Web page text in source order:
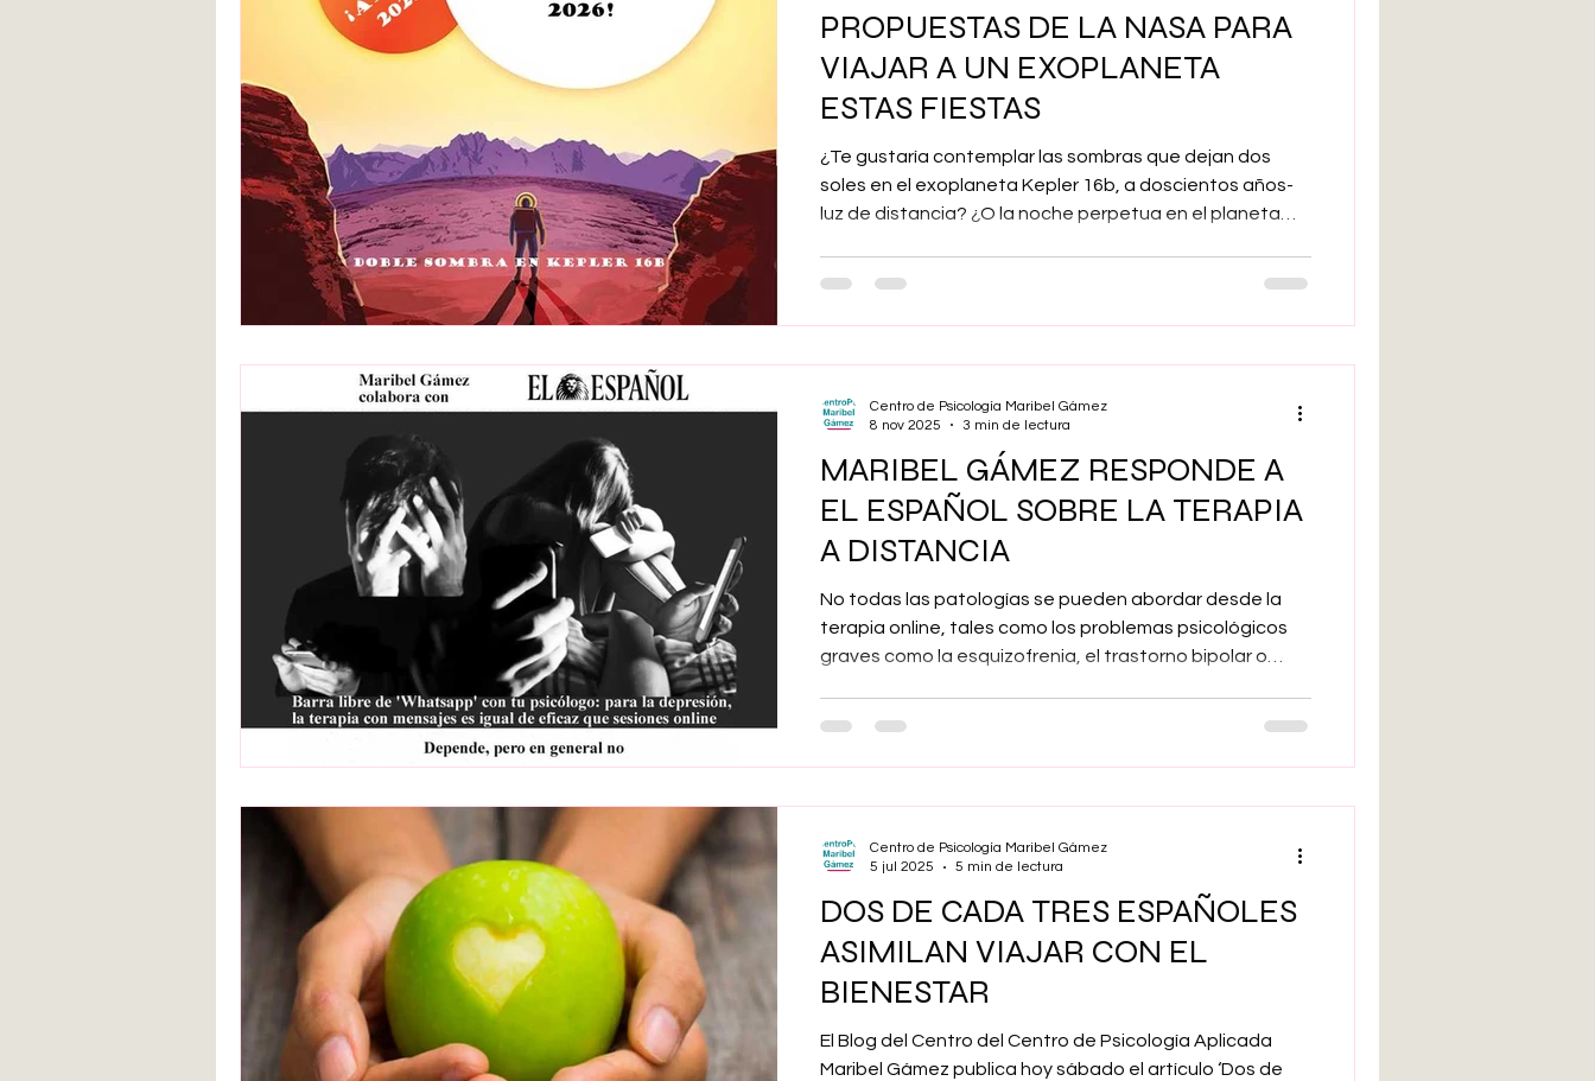
PROPUESTAS DE LA NASA PARA
VIAJAR A UN EXOPLANETA
ESTAS FIESTAS
¿Te gustaría contemplar las sombras que dejan dos
soles en el exoplaneta Kepler 16b, a doscientos años-
luz de distancia? ¿O la noche perpetua en el planeta
votación popular como el mejor destino de vacaciones
NASA para
MARIBEL GÁMEZ RESPONDE A
EL ESPAÑOL SOBRE LA TERAPIA
A DISTANCIA
No todas las patologías se pueden abordar desde la
terapia online, tales como los problemas psicológicos
graves como la esquizofrenia, el trastorno bipolar o
psicólogos, sino por otros profesionales sanitarios y del
Centro de Psicología Maribel Gámez
8 nov 2025
3 min de lectura
DOS DE CADA TRES ESPAÑOLES
ASIMILAN VIAJAR CON EL
BIENESTAR
El Blog del Centro del Centro de Psicología Aplicada
Maribel Gámez publica hoy sábado el artículo ‘Dos de
Centro de Psicología Maribel Gámez
5 jul 2025
5 min de lectura